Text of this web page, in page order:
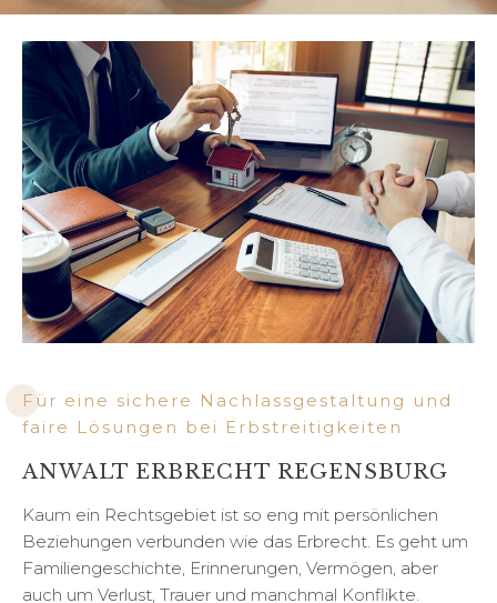
Für eine sichere Nachlassgestaltung und
faire Lösungen bei Erbstreitigkeiten
ANWALT ERBRECHT REGENSBURG
Kaum ein Rechtsgebiet ist so eng mit persönlichen
Beziehungen verbunden wie das Erbrecht. Es geht um
Familiengeschichte, Erinnerungen, Vermögen, aber
auch um Verlust, Trauer und manchmal Konflikte.